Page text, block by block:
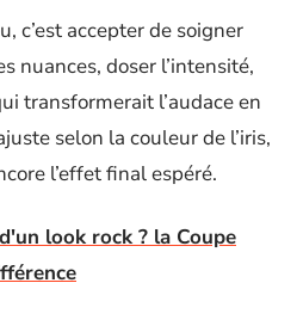
c’est accepter de soigner
nuances, doser l’intensité,
transformerait l’audace en
selon la couleur de l’iris,
l’effet final espéré.
look rock ? la Coupe